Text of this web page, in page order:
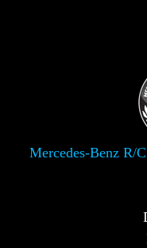
Mercedes-Benz R/